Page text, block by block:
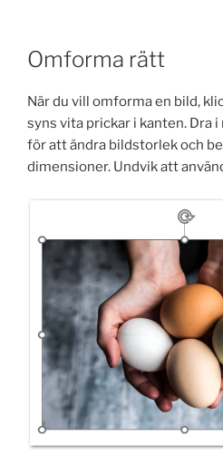
Omforma rätt
När du vill omforma en bild,
syns vita prickar i kanten. Dra
för att ändra bildstorlek och
dimensioner. Undvik att